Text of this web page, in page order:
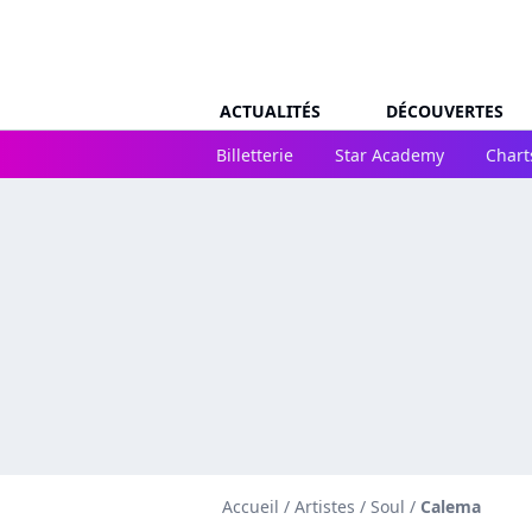
ACTUALITÉS
DÉCOUVERTES
Billetterie
Star Academy
Accueil / Artistes / Soul / Calema